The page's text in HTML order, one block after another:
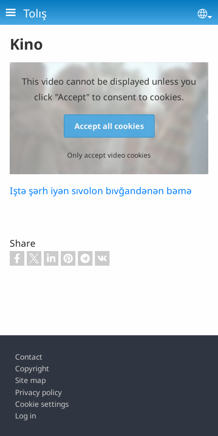
Skip to main content
Tolış
Kino
This video cannot be displayed unless you
click "Accept" to consent to cookies.
Accept all cookies
Only accept video cookies
Iştə şərh iyən sıvolon bıvğandənən bəmə
Share
Footer
Contact
Copyright
Site map
Privacy policy
Cookie settings
Log in